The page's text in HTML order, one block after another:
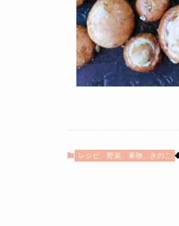
レシピ 野菜、果物、きのこ